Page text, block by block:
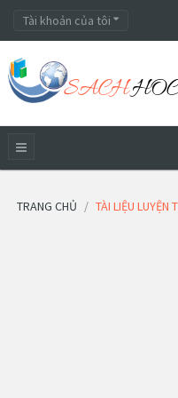
Tài khoản của tôi
TRANG CHỦ TÀI LIỆU LUYỆN